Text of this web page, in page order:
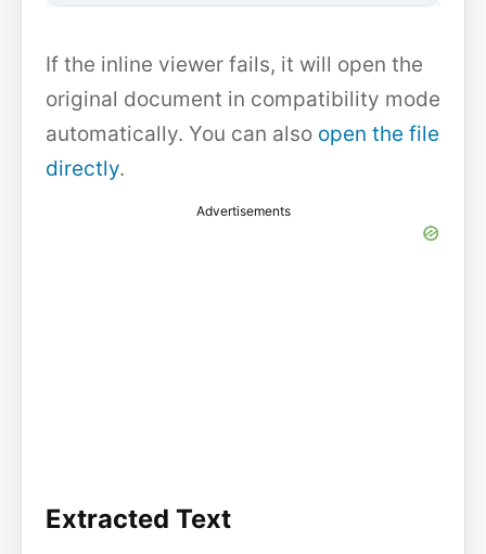
If the inline viewer fails, it will open the
original document in compatibility mode
automatically. You can also open the file
directly.
Advertisements
Extracted Text